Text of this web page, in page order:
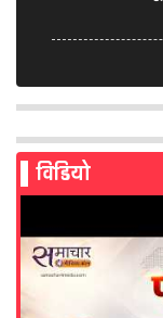
मिलेगी
5 AI से बने
सरकार दे
विडियो